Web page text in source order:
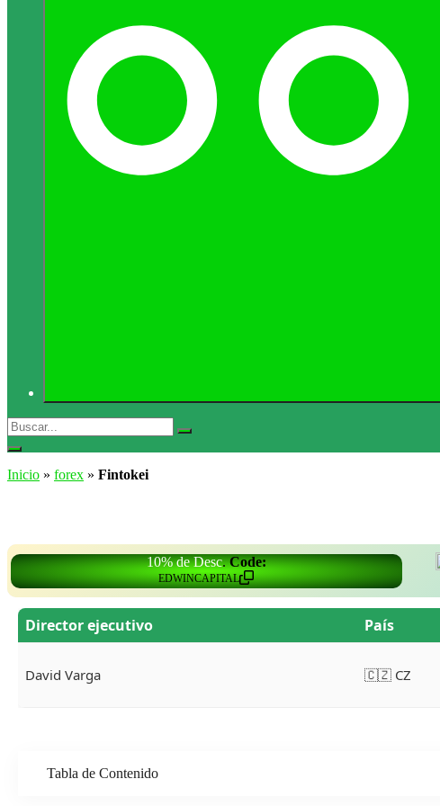
Buscar:
Buscar
Abrir
el
buscador
Inicio » forex » Fintokei
10% de Desc.Code:
EDWINCAPITAL
Director ejecutivo País
David Varga 🇨🇿 CZ
Tabla de Contenido